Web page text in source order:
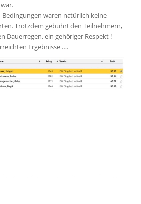
waren natürlich keine
Trotzdem gebührt den Teilnehmern,
Dauerregen, ein gehöriger Respekt !
Ergebnisse ….